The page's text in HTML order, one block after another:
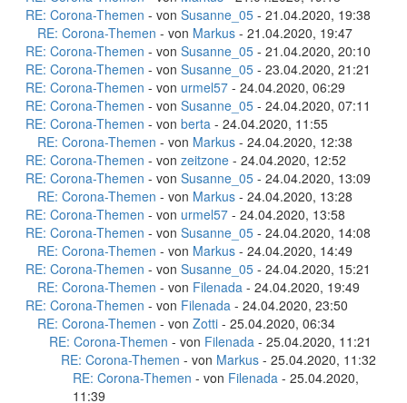
RE: Corona-Themen - von Susanne_05 - 21.04.2020, 19:38
RE: Corona-Themen - von Markus - 21.04.2020, 19:47
RE: Corona-Themen - von Susanne_05 - 21.04.2020, 20:10
RE: Corona-Themen - von Susanne_05 - 23.04.2020, 21:21
RE: Corona-Themen - von urmel57 - 24.04.2020, 06:29
RE: Corona-Themen - von Susanne_05 - 24.04.2020, 07:11
RE: Corona-Themen - von berta - 24.04.2020, 11:55
RE: Corona-Themen - von Markus - 24.04.2020, 12:38
RE: Corona-Themen - von zeitzone - 24.04.2020, 12:52
RE: Corona-Themen - von Susanne_05 - 24.04.2020, 13:09
RE: Corona-Themen - von Markus - 24.04.2020, 13:28
RE: Corona-Themen - von urmel57 - 24.04.2020, 13:58
RE: Corona-Themen - von Susanne_05 - 24.04.2020, 14:08
RE: Corona-Themen - von Markus - 24.04.2020, 14:49
RE: Corona-Themen - von Susanne_05 - 24.04.2020, 15:21
RE: Corona-Themen - von Filenada - 24.04.2020, 19:49
RE: Corona-Themen - von Filenada - 24.04.2020, 23:50
RE: Corona-Themen - von Zotti - 25.04.2020, 06:34
RE: Corona-Themen - von Filenada - 25.04.2020, 11:21
RE: Corona-Themen - von Markus - 25.04.2020, 11:32
RE: Corona-Themen - von Filenada - 25.04.2020,
11:39